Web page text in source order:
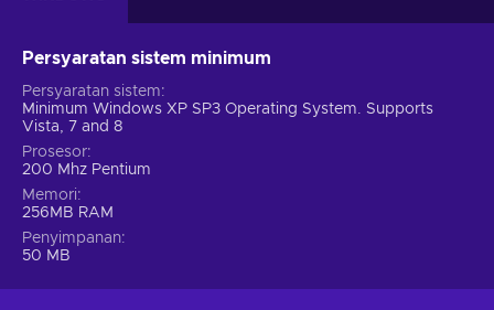
Persyaratan sistem minimum
Persyaratan sistem
Minimum Windows XP SP3 Operating System. Supports
Vista, 7 and 8
Prosesor
200 Mhz Pentium
Memori
256MB RAM
Penyimpanan
50 MB